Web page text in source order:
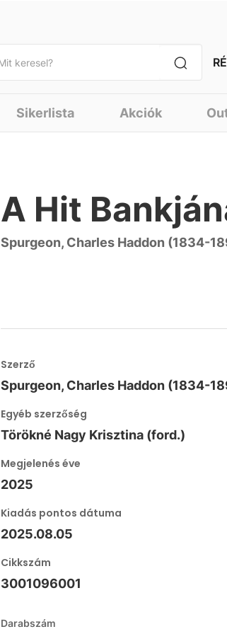
Sikerlista Akciók
A Hit
Spurgeon, Charles Haddon (1834-
Szerző
Spurgeon, Charles Haddon (1834-
Egyéb szerzőség
Törökné Nagy Krisztina (ford.)
Megjelenés éve
2025
Kiadás pontos dátuma
2025.08.05
Cikkszám
3001096001
Darabszám